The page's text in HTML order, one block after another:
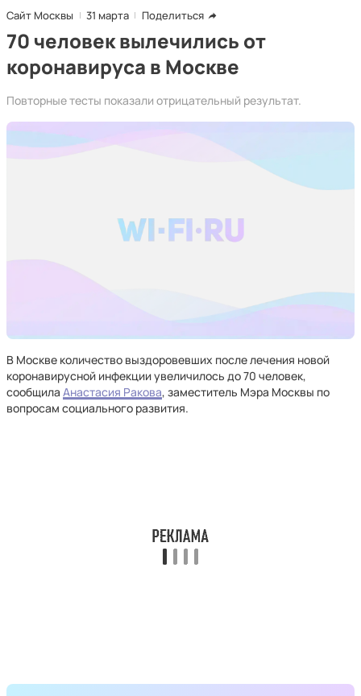
Сайт Москвы 31 марта Поделиться
70 человек вылечились от
коронавируса в Москве
Повторные тесты показали отрицательный результат.
В Москве количество выздоровевших после лечения новой
коронавирусной инфекции увеличилось до 70 человек,
сообщила Анастасия Ракова, заместитель Мэра Москвы по
вопросам социального развития.